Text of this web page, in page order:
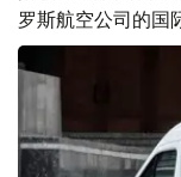
罗斯航空公司的国